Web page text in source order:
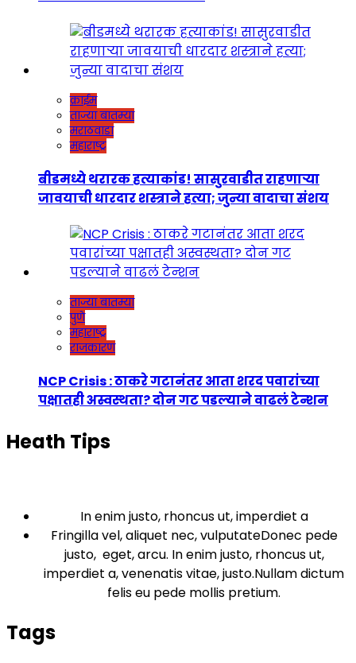
क्राईम
ताज्या बातम्या
मराठवाडा
महाराष्ट्र
बीडमध्ये थरारक हत्याकांड! सासुरवाडीत राहणाऱ्या
जावयाची धारदार शस्त्राने हत्या; जुन्या वादाचा संशय
ताज्या बातम्या
पुणे
महाराष्ट्र
राजकारण
NCP Crisis : ठाकरे गटानंतर आता शरद पवारांच्या
पक्षातही अस्वस्थता? दोन गट पडल्याने वाढलं टेन्शन
Heath Tips
In enim justo, rhoncus ut, imperdiet a
Fringilla vel, aliquet nec, vulputateDonec pede
justo, eget, arcu. In enim justo, rhoncus ut,
imperdiet a, venenatis vitae, justo.Nullam dictum
felis eu pede mollis pretium.
Tags